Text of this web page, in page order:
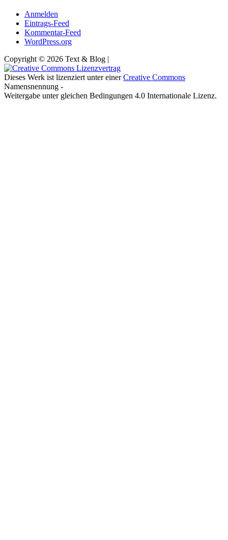
Anmelden
Eintrags-Feed
Kommentar-Feed
WordPress.org
Copyright © 2026 Text & Blog |
Dieses Werk ist lizenziert unter einerCreative Commons
Namensnennung -
Weitergabe unter gleichen Bedingungen 4.0 Internationale Lizenz.